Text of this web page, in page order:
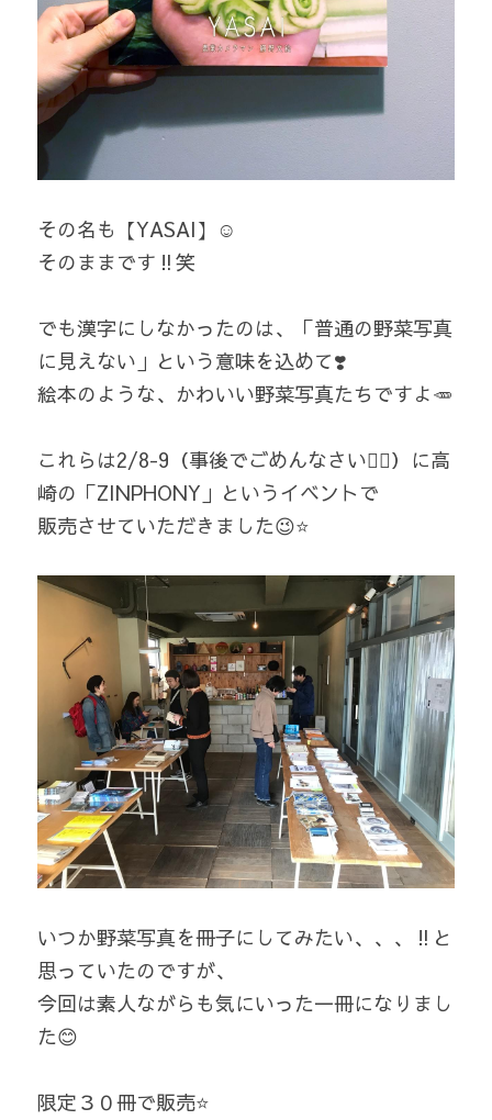
その名も【YASAI】☺️
そのままです‼️笑
でも漢字にしなかったのは、「普通の野菜写真
に見えない」という意味を込めて❣️
絵本のような、かわいい野菜写真たちですよ🥕
これらは2/8-9（事後でごめんなさい🙇‍♂️）に高
崎の「ZINPHONY」というイベントで
販売させていただきました😉⭐️
いつか野菜写真を冊子にしてみたい、、、‼️と
思っていたのですが、
今回は素人ながらも気にいった一冊になりまし
た😊
限定３０冊で販売⭐️